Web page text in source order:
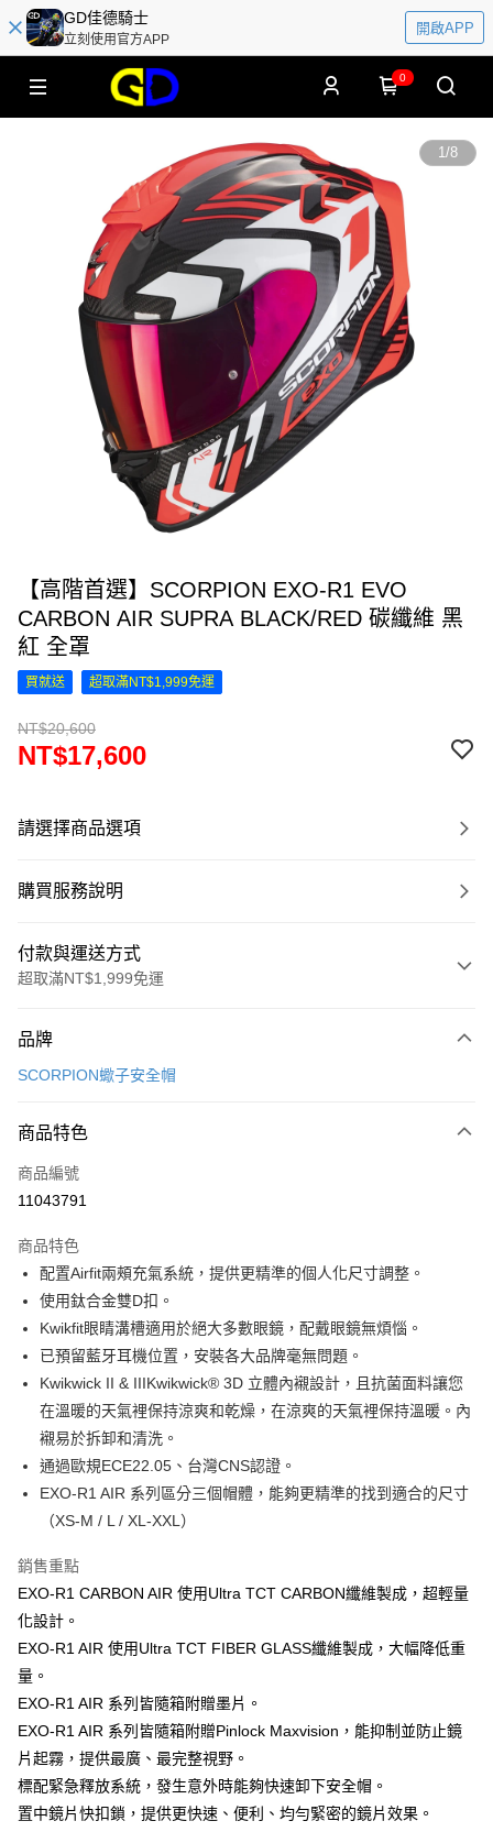
GD佳德騎士
立刻使用官方APP
開啟APP
0
1/8
【高階首選】SCORPION EXO-R1 EVO
CARBON AIR SUPRA BLACK/RED 碳纖維 黑
紅 全罩
買就送 超取滿NT$1,999免運
NT$20,600
NT$17,600
請選擇商品選項
購買服務說明
付款與運送方式
超取滿NT$1,999免運
信用卡一次付款
3 期 0 利率 每期
合作金庫商業銀行
上海商業儲蓄銀行
臺灣中小企業銀行
匯豐（台灣）商業銀行
華泰商業銀行
聯邦商業銀行
元大商業銀行
永豐商業銀行
玉山商業銀行
星展（台灣）商業銀行
超商取貨付款
LINE Pay
Apple Pay
街口支付
悠遊付
全盈+PAY
大哥付你分期
1.本服務由台灣大哥大提供，台灣大哥大用戶可立即使用無須另外申請。
流程，驗證手機門號後，選擇欲分期的期數、繳款截止日，確認付款後即完
成交易。
3.實際核准額度、可分期數及費用金額請依後續交易確認頁面所載為準。
4.訂單成立30分鐘內，如未前往確認交易或遇審核未通過，訂單將自動取
消。如遇「轉專審核」未通過狀況，表示未達大哥付你分期系統評分，恕無
法說明評估內容。
【繳款方式說明】
1.分期款項不併入電信帳單，「大哥付你分期」於每月結算日後寄送繳費提
醒簡訊。
帳／街口支付／iPASS MONEY」等通路繳費。
【注意事項】
1.本服務係由「台灣大哥大股份有限公司」（以下簡稱本公司）所提供，讓
AFTEE先享後付
【關於「AFTEE先享後付」】
AFTEE先享後付是「在收到商品之後才付款」的支付方式。 讓您購物簡單
便利好安心！
２．便利：只要手機號碼，簡訊認證，即可結帳。
３．安心：先確認商品／服務後，再付款。
【「AFTEE先享後付」結帳流程】
１．於結帳方式選擇「AFTEE先享後付」後，將跳轉至「AFTEE先享後付」
結帳頁面，進行簡訊認證並確認金額後，即可完成結帳。
３．收到繳費通知簡訊後14天內，點擊此簡訊中的連結，可透過四大超商／
ATM／網路銀行／等多元方式進行付款，方視為交易完成。
ATM付款
運送方式
全家取貨付款
每筆NT$80，滿NT$1,999(含以上)免運費
付款後全家取貨
每筆NT$80，滿NT$1,999(含以上)免運費
7-11取貨付款
品牌
SCORPION蠍子安全帽
商品特色
商品編號
11043791
商品特色
配置Airfit兩頰充氣系統，提供更精準的個人化尺寸調整。
使用鈦合金雙D扣。
Kwikfit眼睛溝槽適用於絕大多數眼鏡，配戴眼鏡無煩惱。
已預留藍牙耳機位置，安裝各大品牌毫無問題。
Kwikwick II & IIIKwikwick® 3D 立體內襯設計，且抗菌面料讓您
在溫暖的天氣裡保持涼爽和乾燥，在涼爽的天氣裡保持溫暖。內
襯易於拆卸和清洗。
通過歐規ECE22.05、台灣CNS認證。
EXO-R1 AIR 系列區分三個帽體，能夠更精準的找到適合的尺寸
（XS-M / L / XL-XXL）
銷售重點
EXO-R1 CARBON AIR 使用Ultra TCT CARBON纖維製成，超輕量
化設計。
EXO-R1 AIR 使用Ultra TCT FIBER GLASS纖維製成，大幅降低重
量。
EXO-R1 AIR 系列皆隨箱附贈墨片。
EXO-R1 AIR 系列皆隨箱附贈Pinlock Maxvision，能抑制並防止鏡
片起霧，提供最廣、最完整視野。
標配緊急釋放系統，發生意外時能夠快速卸下安全帽。
置中鏡片快扣鎖，提供更快速、便利、均勻緊密的鏡片效果。